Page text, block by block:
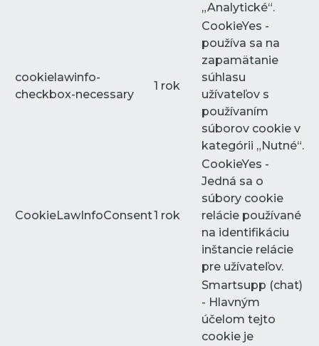
„Analytické“.
cookielawinfo-
checkbox-necessary
1 rok
CookieYes -
používa sa na
zapamätanie
súhlasu
užívateľov s
používaním
súborov cookie v
kategórii „Nutné“.
CookieLawInfoConsent1 rok
CookieYes -
Jedná sa o
súbory cookie
relácie používané
na identifikáciu
inštancie relácie
pre užívateľov.
Smartsupp (chat)
- Hlavným
účelom tejto
cookie je